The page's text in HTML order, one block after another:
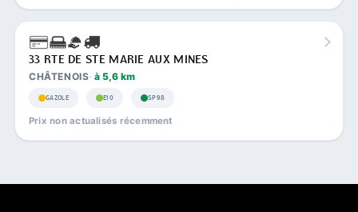
33 RTE DE STE MARIE AUX MINES
CHÂTENOIS à 5,6 km
GAZOLE E10 SP98
Prix non actualisés récemment